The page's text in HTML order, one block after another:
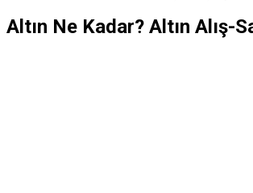
Altın Ne Kadar? Altın Alış-